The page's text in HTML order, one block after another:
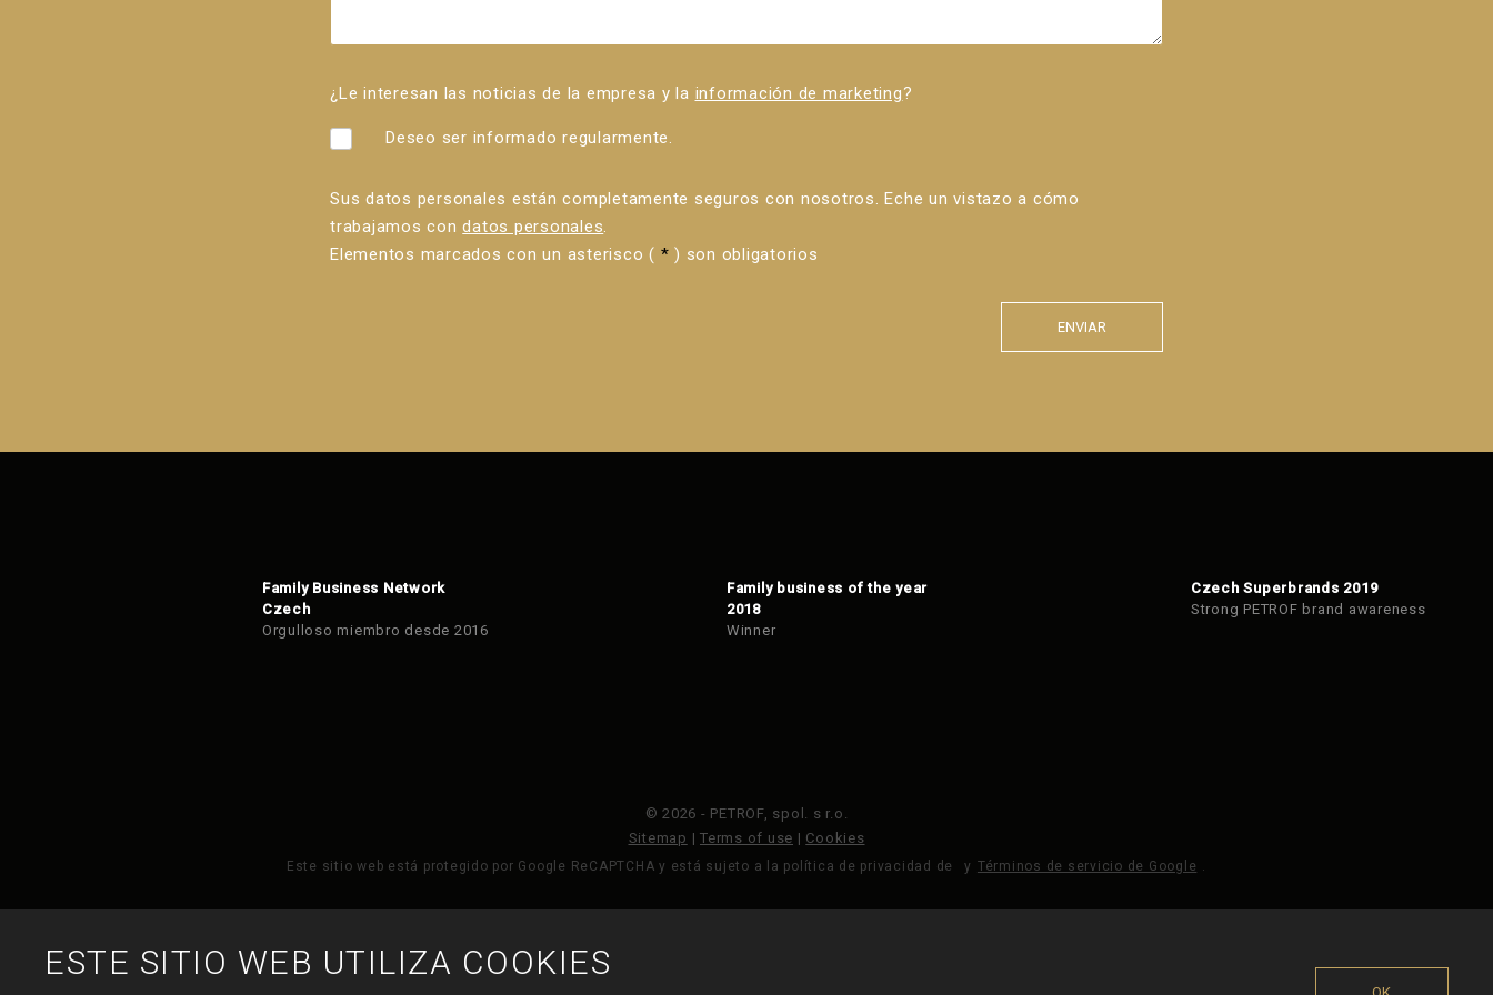
¿Le interesan las noticias de la empresa y la información de marketing?
Deseo ser informado regularmente.
Sus datos personales están completamente seguros con nosotros. Eche un vistazo a cómo
trabajamos condatos personales.
Elementos marcados con un asterisco ( * ) son obligatorios
ENVIAR
Family Business Network
Czech
Orgulloso miembro desde 2016
Family business of the year
2018
Winner
Czech Superbrands 2019
Strong PETROF brand awareness
© 2026 - PETROF, spol. s r.o.
Sitemap | Terms of use | Cookies
Este sitio web está protegido por Google ReCAPTCHA y está sujeto a la política de privacidad de y Términos de servicio de Google .
ESTE SITIO WEB UTILIZA COOKIES
OK